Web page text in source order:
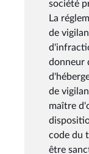
société
La
de
donneur
de
maître
code du
être